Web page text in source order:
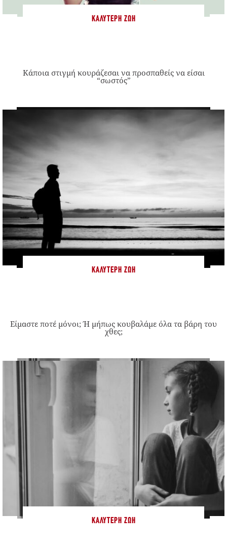
ΚΑΛΎΤΕΡΗ ΖΩΉ
Κάποια στιγμή κουράζεσαι να προσπαθείς να είσαι
“σωστός”
ΚΑΛΎΤΕΡΗ ΖΩΉ
Είμαστε ποτέ μόνοι; Ή μήπως κουβαλάμε όλα τα βάρη του
χθες;
ΚΑΛΎΤΕΡΗ ΖΩΉ